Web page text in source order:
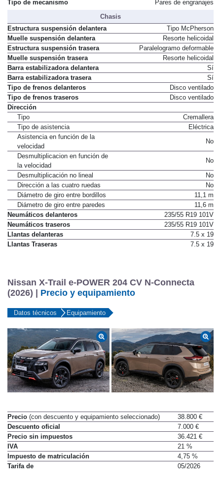
Chasis
Estructura suspensión delantera
Tipo McPherson
Muelle suspensión delantera
Resorte helicoidal
Estructura suspensión trasera
Paralelogramo deformable
Muelle suspensión trasera
Resorte helicoidal
Barra estabilizadora delantera
Sí
Barra estabilizadora trasera
Sí
Tipo de frenos delanteros
Disco ventilado
Tipo de frenos traseros
Dirección
Tipo
Cremallera
Tipo de asistencia
Asistencia en función de la
velocidad
No
Desmultiplicacion en función de
la velocidad
No
Desmultiplicación no lineal
No
Dirección a las cuatro ruedas
No
Diámetro de giro entre bordillos
11,1 m
Diámetro de giro entre paredes
11,6 m
Neumáticos delanteros
235/55 R19 101V
Neumáticos traseros
235/55 R19 101V
Llantas delanteras
7.5 x 19
Nissan X-Trail e-POWER 204 CV N-Connecta
(2026) |
Precio y equipamiento
Precio(con descuento y equipamiento seleccionado)
38.800 €
Descuento oficial
7.000 €
Precio sin impuestos
36.421 €
IVA
21 %
Impuesto de matriculación
4,75 %